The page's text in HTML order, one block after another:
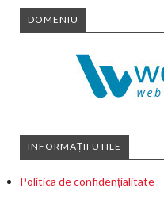
DOMENIU
INFORMAȚII UTILE
Politica de confidențialitate